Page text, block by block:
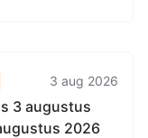
3 aug 2026
3 augustus
2026